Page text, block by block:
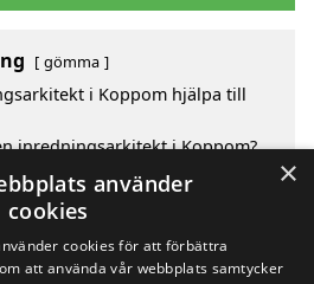
gömma
i Koppom hjälpa till
inredningsarkitekt i Koppom?
inredningsarkitekt i Koppom
inredningsarkitekt i de
×
använder
cookies
cookies för att förbättra
att använda vår webbplats samtycker